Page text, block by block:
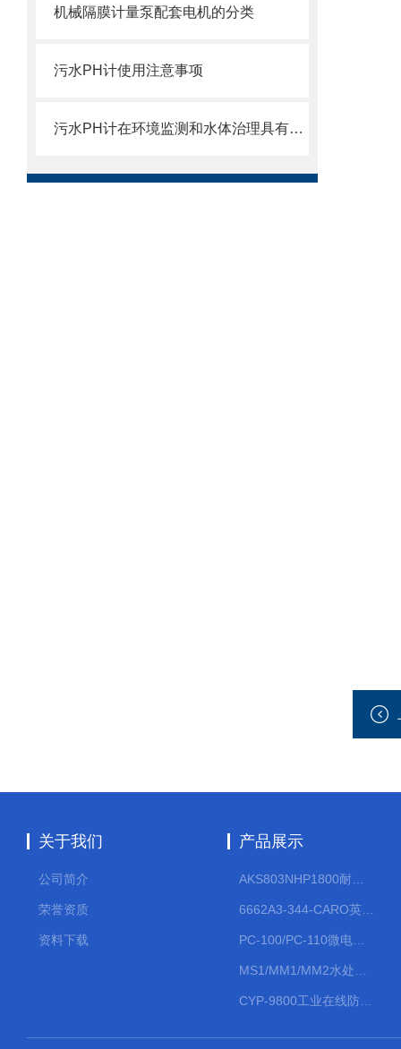
机械隔膜计量泵配套电机的分类
污水PH计使用注意事项
污水PH计在环境监测和水体治理具有重要意义
关于我们
公司简介
荣誉资质
资料下载
产品展示